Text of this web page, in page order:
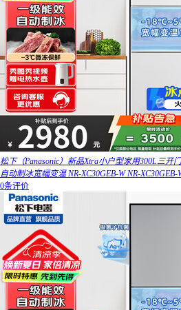
松下（Panasonic）新品Xtra小户型家用300L三开
自动制冰宽幅变温 NR-XC30GEB-W NR-
0条评价